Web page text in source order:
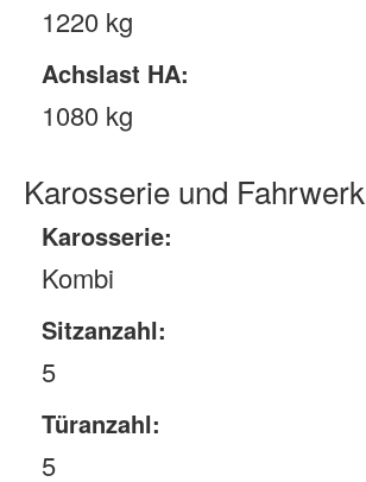
1220 kg
Achslast HA:
1080 kg
Karosserie und Fahrwerk
Karosserie:
Kombi
Sitzanzahl:
5
Türanzahl:
5